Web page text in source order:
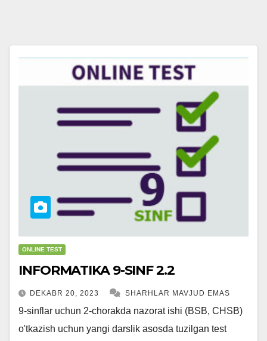
ONLINE TEST
INFORMATIKA 9-SINF 2.2
DEKABR 20, 2023 SHARHLAR MAVJUD EMAS
9-sinflar uchun 2-chorakda nazorat ishi (BSB, CHSB)
o'tkazish uchun yangi darslik asosda tuzilgan test